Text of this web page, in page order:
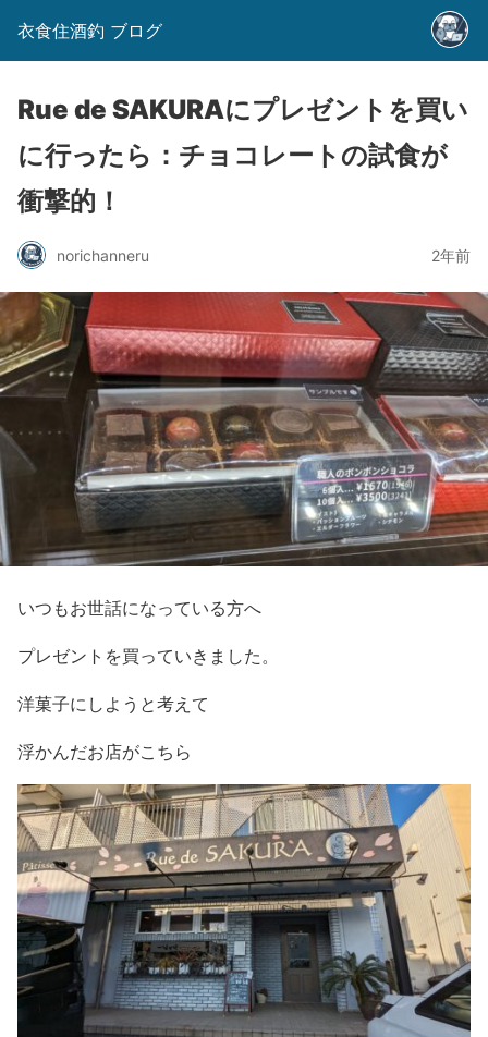
衣食住酒釣 ブログ
Rue de SAKURAにプレゼントを買い
に行ったら：チョコレートの試食が
衝撃的！
norichanneru 2年前
いつもお世話になっている方へ
プレゼントを買っていきました。
洋菓子にしようと考えて
浮かんだお店がこちら